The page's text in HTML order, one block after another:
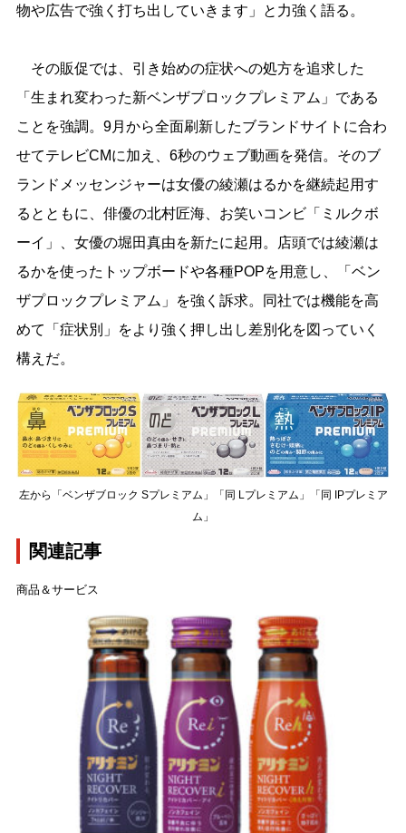
物や広告で強く打ち出していきます」と力強く語る。
その販促では、引き始めの症状への処方を追求した
「生まれ変わった新ベンザプロックプレミアム」である
ことを強調。9月から全面刷新したブランドサイトに合わ
せてテレビCMに加え、6秒のウェブ動画を発信。そのブ
ランドメッセンジャーは女優の綾瀬はるかを継続起用す
るとともに、俳優の北村匠海、お笑いコンビ「ミルクボ
ーイ」、女優の堀田真由を新たに起用。店頭では綾瀬は
るかを使ったトップボードや各種POPを用意し、「ベン
ザプロックプレミアム」を強く訴求。同社では機能を高
めて「症状別」をより強く押し出し差別化を図っていく
構えだ。
左から「ベンザブロック Sプレミアム」「同 Lプレミアム」「同 IPプレミア
ム」
関連記事
商品＆サービス